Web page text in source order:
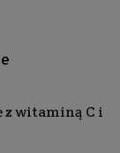
z witaminą C i